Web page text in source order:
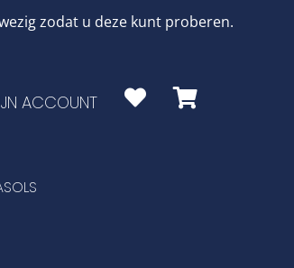
zodat u deze kunt proberen.
ACCOUNT